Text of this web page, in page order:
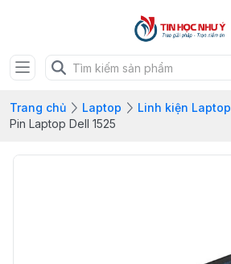
Trang chủ Laptop Linh kiện Laptop
Pin Laptop Dell 1525